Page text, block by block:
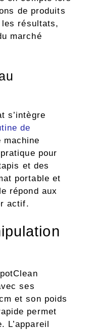
de produits
résultats,
marché
s’intègre
de
machine
pour
et des
portable et
répond aux
actif.
ses
et son poids
permet
L’appareil